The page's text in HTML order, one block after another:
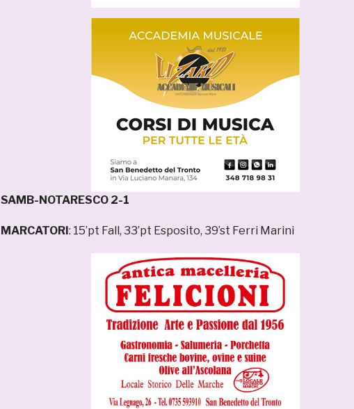
SAMB-NOTARESCO 2-1
MARCATORI: 15’pt Fall, 33’pt Esposito, 39’st Ferri Marini